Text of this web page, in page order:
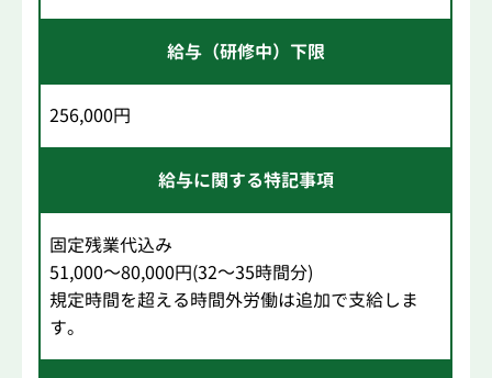
給与（研修中）下限
256,000円
給与に関する特記事項
固定残業代込み
51,000～80,000円(32～35時間分)
規定時間を超える時間外労働は追加で支給しま
す。